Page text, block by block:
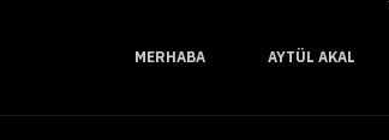
MERHABA AYTÜL AKAL